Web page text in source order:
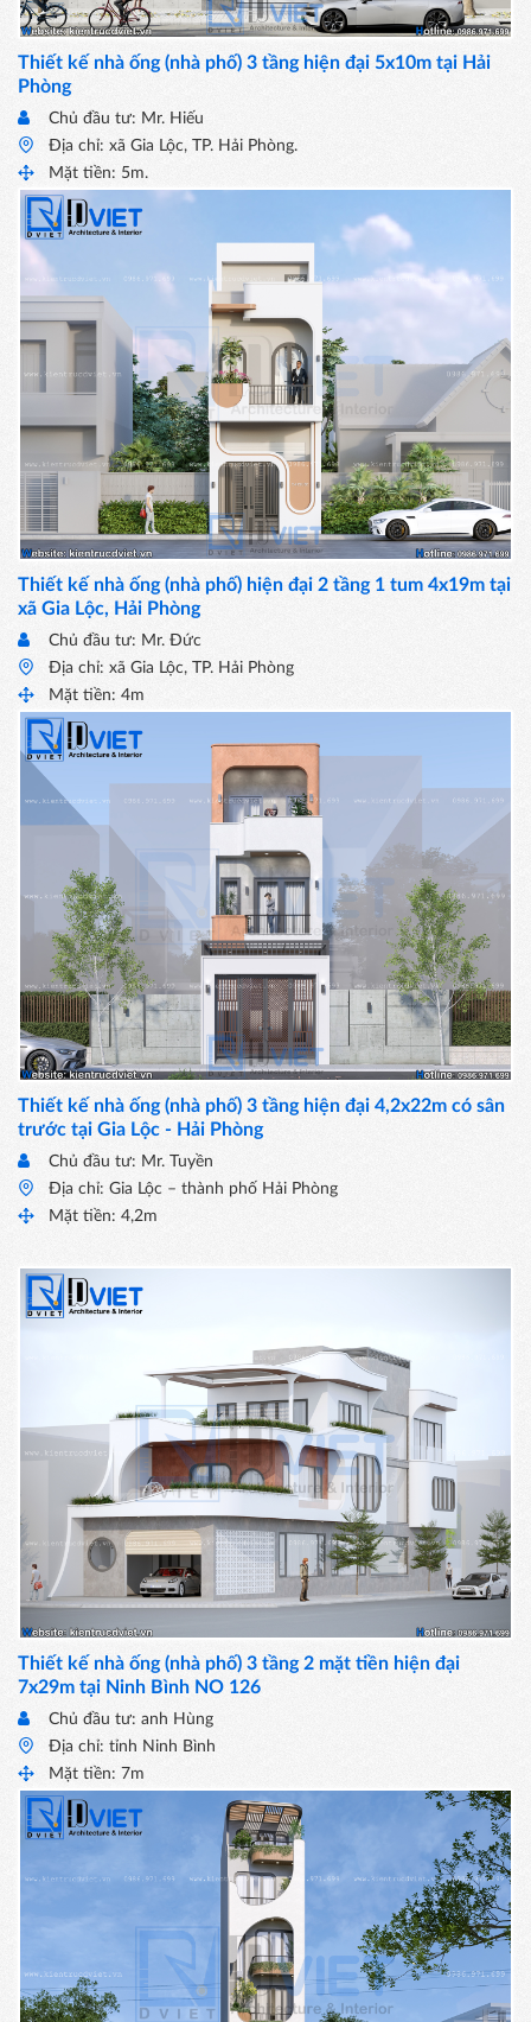
Thiết kế nhà ống (nhà phố) 3 tầng hiện đại 5x10m tại Hải
Phòng
Chủ đầu tư: Mr. Hiếu
Địa chỉ: xã Gia Lộc, TP. Hải Phòng.
Mặt tiền: 5m.
Thiết kế nhà ống (nhà phố) hiện đại 2 tầng 1 tum 4x19m tại
xã Gia Lộc, Hải Phòng
Chủ đầu tư: Mr. Đức
Địa chỉ: xã Gia Lộc, TP. Hải Phòng
Mặt tiền: 4m
Thiết kế nhà ống (nhà phố) 3 tầng hiện đại 4,2x22m có sân
trước tại Gia Lộc - Hải Phòng
Chủ đầu tư: Mr. Tuyền
Địa chỉ: Gia Lộc – thành phố Hải Phòng
Mặt tiền: 4,2m
Thiết kế nhà ống (nhà phố) 3 tầng 2 mặt tiền hiện đại
7x29m tại Ninh Bình NO 126
Chủ đầu tư: anh Hùng
Địa chỉ: tỉnh Ninh Bình
Mặt tiền: 7m